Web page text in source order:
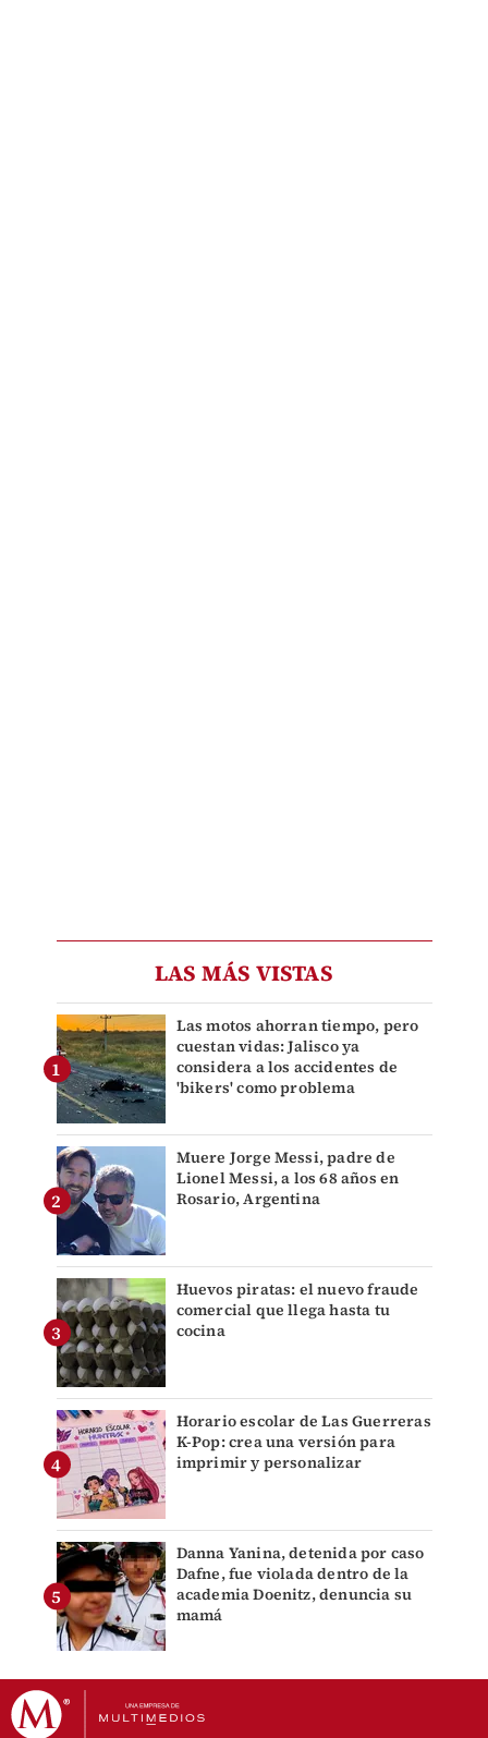
LAS MÁS VISTAS
Las motos ahorran tiempo, pero
cuestan vidas: Jalisco ya
considera a los accidentes de
'bikers' como problema
Muere Jorge Messi, padre de
Lionel Messi, a los 68 años en
Rosario, Argentina
Huevos piratas: el nuevo fraude
comercial que llega hasta tu
cocina
Horario escolar de Las Guerreras
K-Pop: crea una versión para
imprimir y personalizar
Danna Yanina, detenida por caso
Dafne, fue violada dentro de la
academia Doenitz, denuncia su
mamá